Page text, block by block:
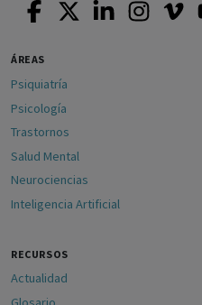
ÁREAS
Psiquiatría
Psicología
Trastornos
Salud Mental
Neurociencias
Inteligencia Artificial
RECURSOS
Actualidad